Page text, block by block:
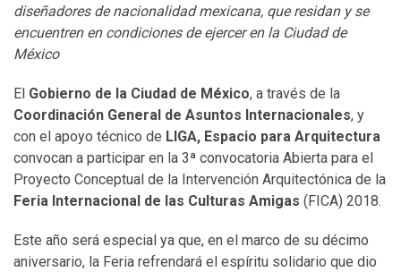
diseñadores de nacionalidad mexicana, que residan y se
encuentren en condiciones de ejercer en la Ciudad de
México
El Gobierno de la Ciudad de México, a través de la
Coordinación General de Asuntos Internacionales, y
con el apoyo técnico de LIGA, Espacio para Arquitectura
convocan a participar en la 3ª convocatoria Abierta para el
Proyecto Conceptual de la Intervención Arquitectónica de la
Feria Internacional de las Culturas Amigas (FICA) 2018.
Este año será especial ya que, en el marco de su décimo
aniversario, la Feria refrendará el espíritu solidario que dio